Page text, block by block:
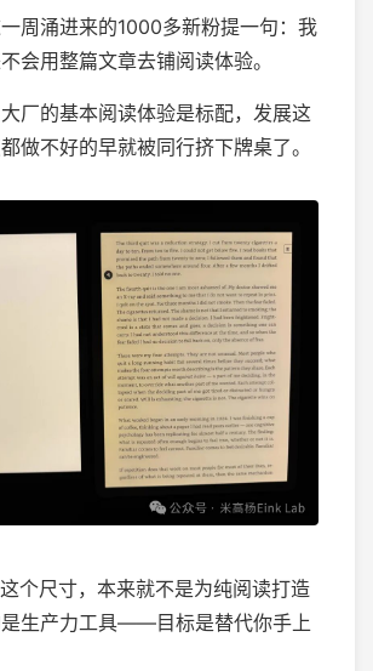
周涌进来的1000多新粉提一句：我
会用整篇文章去铺阅读体验。
厂的基本阅读体验是标配，发展这
做不好的早就被同行挤下牌桌了。
个尺寸，本来就不是为纯阅读打造
生产力工具——目标是替代你手上